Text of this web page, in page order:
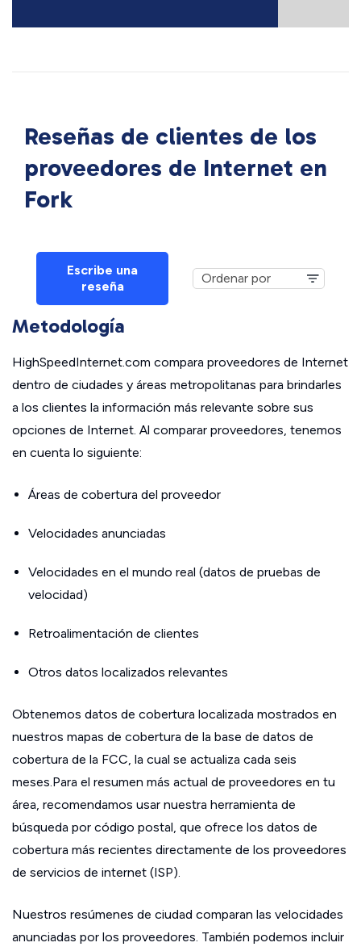
Reseñas de clientes de los
proveedores de Internet en
Fork
Escribe una
reseña
Metodología
HighSpeedInternet.com compara proveedores de Internet
dentro de ciudades y áreas metropolitanas para brindarles
a los clientes la información más relevante sobre sus
opciones de Internet. Al comparar proveedores, tenemos
en cuenta lo siguiente:
Áreas de cobertura del proveedor
Velocidades anunciadas
Velocidades en el mundo real (datos de pruebas de
velocidad)
Retroalimentación de clientes
Otros datos localizados relevantes
Obtenemos datos de cobertura localizada mostrados en
nuestros mapas de cobertura de la base de datos de
cobertura de la FCC, la cual se actualiza cada seis
meses.Para el resumen más actual de proveedores en tu
área, recomendamos usar nuestra herramienta de
búsqueda por código postal, que ofrece los datos de
cobertura más recientes directamente de los proveedores
de servicios de internet (ISP).
Nuestros resúmenes de ciudad comparan las velocidades
anunciadas por los proveedores. También podemos incluir